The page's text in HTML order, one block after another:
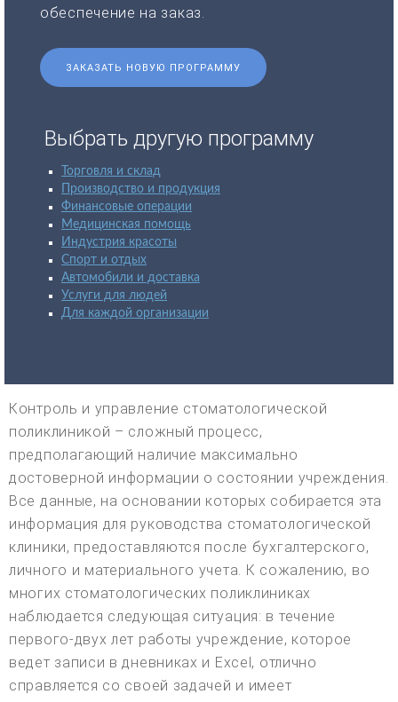
обеспечение на заказ.
ЗАКАЗАТЬ НОВУЮ ПРОГРАММУ
Выбрать другую программу
Торговля и склад
Производство и продукция
Финансовые операции
Медицинская помощь
Индустрия красоты
Спорт и отдых
Автомобили и доставка
Услуги для людей
Для каждой организации
Контроль и управление стоматологической
поликлиникой – сложный процесс,
предполагающий наличие максимально
достоверной информации о состоянии учреждения.
Все данные, на основании которых собирается эта
информация для руководства стоматологической
клиники, предоставляются после бухгалтерского,
личного и материального учета. К сожалению, во
многих стоматологических поликлиниках
наблюдается следующая ситуация: в течение
первого-двух лет работы учреждение, которое
ведет записи в дневниках и Excel, отлично
справляется со своей задачей и имеет